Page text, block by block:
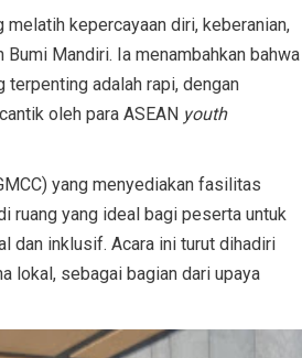
melatih kepercayaan diri, keberanian,
Mandiri. Ia menambahkan bahwa
adalah rapi, dengan
oleh para ASEAN youth
yang menyediakan fasilitas
ruang yang ideal bagi peserta untuk
dan inklusif. Acara ini turut dihadiri
lokal, sebagai bagian dari upaya